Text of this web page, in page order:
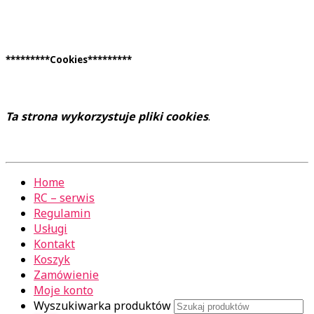
*********Cookies*********
Ta strona wykorzystuje pliki cookies.
Home
RC – serwis
Regulamin
Usługi
Kontakt
Koszyk
Zamówienie
Moje konto
Wyszukiwarka produktów